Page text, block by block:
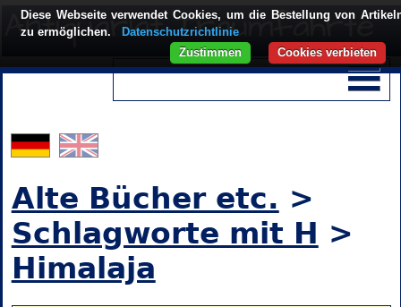
Alte Bücher etc. >
Schlagworte mit H >
Himalaja
Diese Webseite verwendet Cookies, um die Bestellung von
zu ermöglichen.
Datenschutzrichtlinie
Cookies verbieten
Zustimmen